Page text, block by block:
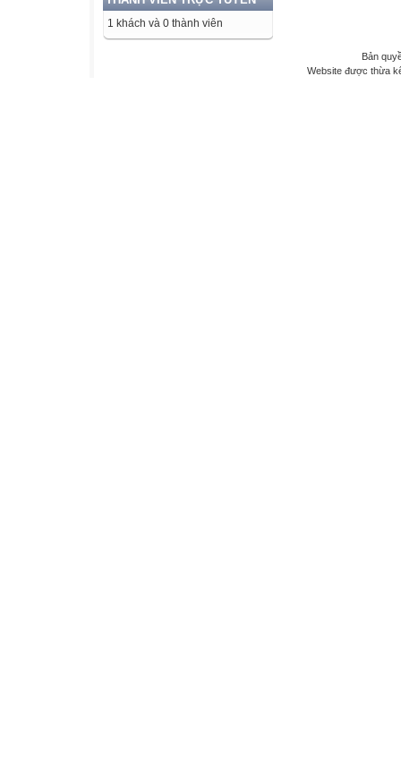
1 khách và 0 thành viên
Bản
Website được thừa